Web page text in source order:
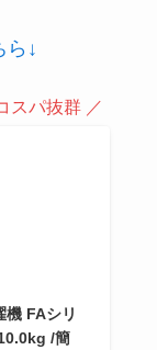
ら↓
スパ抜群 ／
FAシリ
/簡